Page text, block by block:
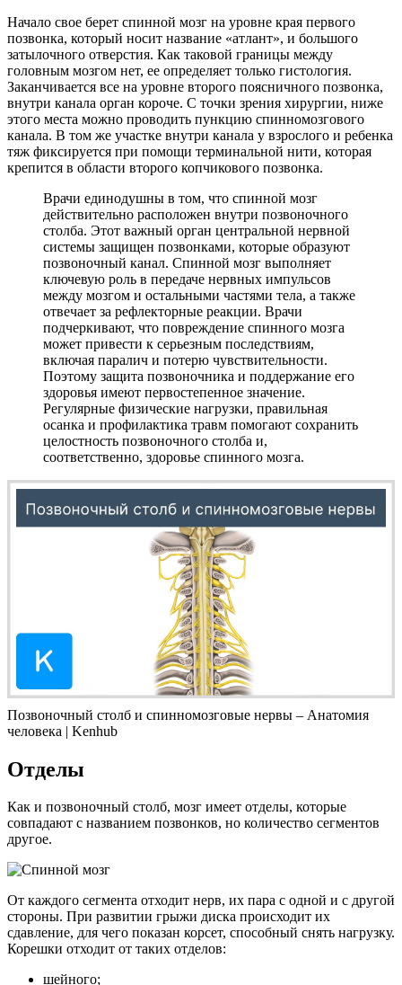
Начало свое берет спинной мозг на уровне края первого
позвонка, который носит название «атлант», и большого
затылочного отверстия. Как таковой границы между
головным мозгом нет, ее определяет только гистология.
Заканчивается все на уровне второго поясничного позвонка,
внутри канала орган короче. С точки зрения хирургии, ниже
этого места можно проводить пункцию спинномозгового
канала. В том же участке внутри канала у взрослого и ребенка
тяж фиксируется при помощи терминальной нити, которая
крепится в области второго копчикового позвонка.
Врачи единодушны в том, что спинной мозг
действительно расположен внутри позвоночного
столба. Этот важный орган центральной нервной
системы защищен позвонками, которые образуют
позвоночный канал. Спинной мозг выполняет
ключевую роль в передаче нервных импульсов
между мозгом и остальными частями тела, а также
отвечает за рефлекторные реакции. Врачи
подчеркивают, что повреждение спинного мозга
может привести к серьезным последствиям,
включая паралич и потерю чувствительности.
Поэтому защита позвоночника и поддержание его
здоровья имеют первостепенное значение.
Регулярные физические нагрузки, правильная
осанка и профилактика травм помогают сохранить
целостность позвоночного столба и,
соответственно, здоровье спинного мозга.
Позвоночный столб и спинномозговые нервы – Анатомия
человека | Kenhub
Отделы
Как и позвоночный столб, мозг имеет отделы, которые
совпадают с названием позвонков, но количество сегментов
другое.
От каждого сегмента отходит нерв, их пара с одной и с другой
стороны. При развитии грыжи диска происходит их
сдавление, для чего показан корсет, способный снять нагрузку.
Корешки отходит от таких отделов:
шейного;